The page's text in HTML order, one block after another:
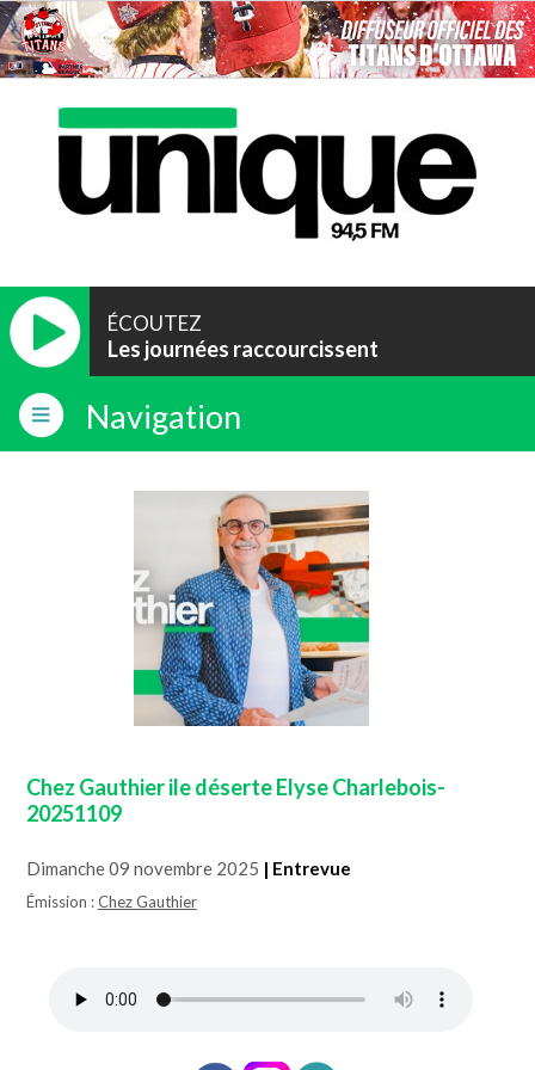
ÉCOUTEZ
Les journées raccourcissent
Navigation
Chez Gauthier ile déserte Elyse Charlebois-
20251109
Dimanche 09 novembre 2025 | Entrevue
Émission :Chez Gauthier